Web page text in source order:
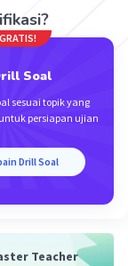
Soal
sesuai topik yang
persiapan ujian
Drill Soal
Teacher